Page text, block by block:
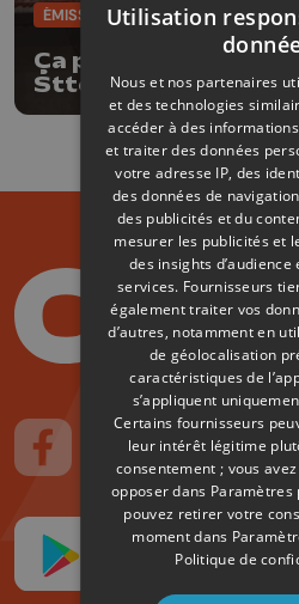
ÉMISSIONS
Ça part en Live:
Sttellla
Suivez-nous sur FaceBook
Suivez-nous sur
Suivez-
Utilisation
Nous et nos partenaires
et des technologies
accéder à des
et traiter des données
votre adresse IP, des
des données de
des publicités et du
mesurer les publicités et
des insights
services. Fournisseurs
également traiter vos
d’autres, notamment en
de géolocalisation
caractéristiques de
s’appliquent
Certains fournisseurs
leur intérêt légitime
consentement ; vous
opposer dans Paramètres
pouvez retirer votre
moment dans
Politique de